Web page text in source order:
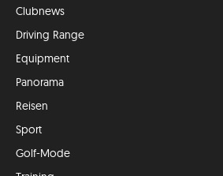
Clubnews
Driving Range
Equipment
Panorama
Reisen
Sport
Golf-Mode